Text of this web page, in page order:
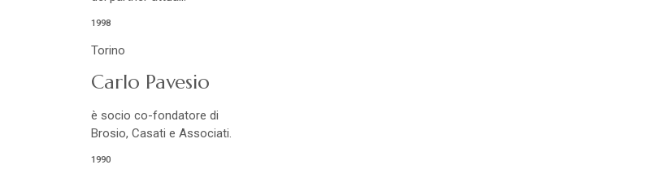
1998
Torino
Carlo Pavesio
è socio co-fondatore di
Brosio, Casati e Associati.
1990